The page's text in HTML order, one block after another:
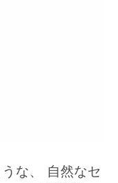
な、
自然なセ